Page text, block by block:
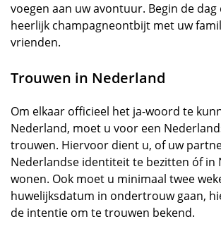
voegen aan uw avontuur. Begin de dag
heerlijk champagneontbijt met uw
vrienden.
Trouwen in Nederland
Om elkaar officieel het ja-woord te
Nederland, moet u voor een
trouwen. Hiervoor dient u, of uw
Nederlandse identiteit te bezitten óf in
wonen. Ook moet u minimaal twee
huwelijksdatum in ondertrouw gaan,
de intentie om te trouwen bekend.